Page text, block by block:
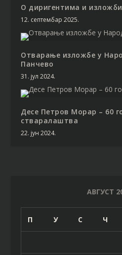
О диригентима и изложби
12. септембар 2025.
Отварање изложбе у
Панчево
31. јул 2024.
Десе Петров Морар – 60
стваралаштва
22. јун 2024.
АВГУСТ
П У С Ч